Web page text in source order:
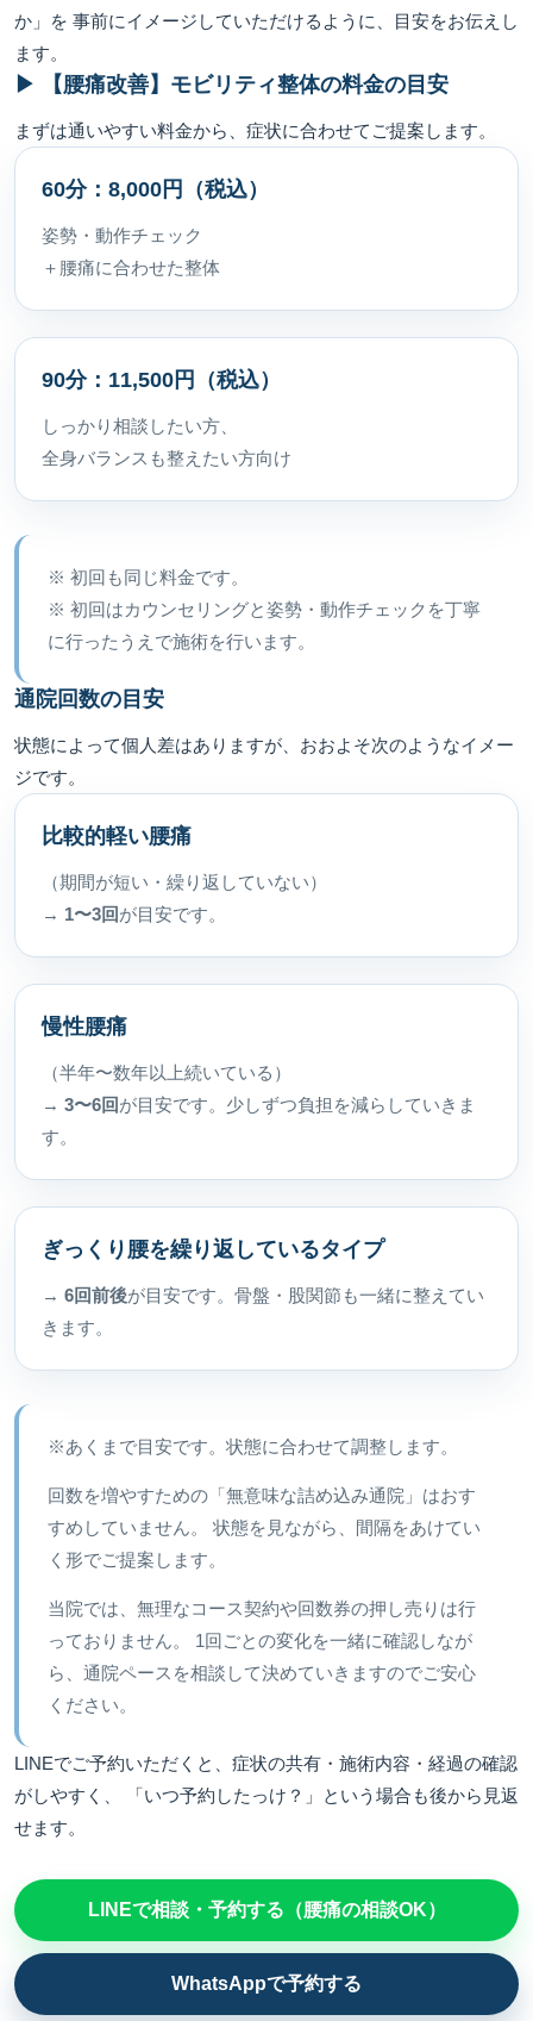
か」を 事前にイメージしていただけるように、目安をお伝えし
ます。
▶ 【腰痛改善】モビリティ整体の料金の目安
まずは通いやすい料金から、症状に合わせてご提案します。
60分：8,000円（税込）
姿勢・動作チェック
＋腰痛に合わせた整体
90分：11,500円（税込）
しっかり相談したい方、
全身バランスも整えたい方向け
※ 初回も同じ料金です。
※ 初回はカウンセリングと姿勢・動作チェックを丁寧
に行ったうえで施術を行います。
通院回数の目安
状態によって個人差はありますが、おおよそ次のようなイメー
ジです。
比較的軽い腰痛
（期間が短い・繰り返していない）
→ 1〜3回が目安です。
慢性腰痛
（半年〜数年以上続いている）
→ 3〜6回が目安です。少しずつ負担を減らしていきま
す。
ぎっくり腰を繰り返しているタイプ
→ 6回前後が目安です。骨盤・股関節も一緒に整えてい
きます。
※あくまで目安です。状態に合わせて調整します。
回数を増やすための「無意味な詰め込み通院」はおす
すめしていません。 状態を見ながら、間隔をあけてい
く形でご提案します。
当院では、無理なコース契約や回数券の押し売りは行
っておりません。 1回ごとの変化を一緒に確認しなが
ら、通院ペースを相談して決めていきますのでご安心
ください。
LINEでご予約いただくと、症状の共有・施術内容・経過の確認
がしやすく、 「いつ予約したっけ？」という場合も後から見返
せます。
LINEで相談・予約する（腰痛の相談OK）
WhatsAppで予約する